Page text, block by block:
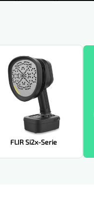
FLIR Si2x-Serie